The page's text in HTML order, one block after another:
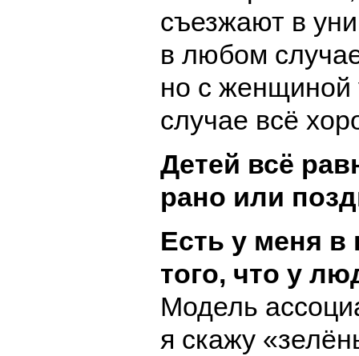
съезжают в
в любом
но с
случае всё
Детей всё
рано или
Есть у меня в
того, что у
Модель
я скажу